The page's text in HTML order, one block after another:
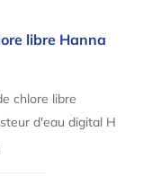
libre Hanna
chlore libre
d'eau digital H